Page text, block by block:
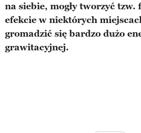
na siebie, mogły tworzyć tzw.
efekcie w niektórych
gromadzić się bardzo dużo
grawitacyjnej.